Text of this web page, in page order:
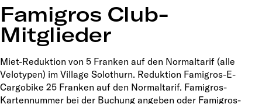
Famigros Club-
Mitglieder
Miet-Reduktion von 5 Franken auf den Normaltarif (alle
Velotypen) im Village Solothurn. Reduktion Famigros-E-
Cargobike 25 Franken auf den Normaltarif. Famigros-
Kartennummer bei der Buchung angeben oder Famigros-